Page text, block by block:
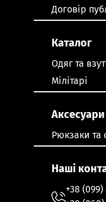
Договір
Каталог
Одяг та
Мілітарі
Аксесуари
Рюкзаки та
Наші
+38 (099)